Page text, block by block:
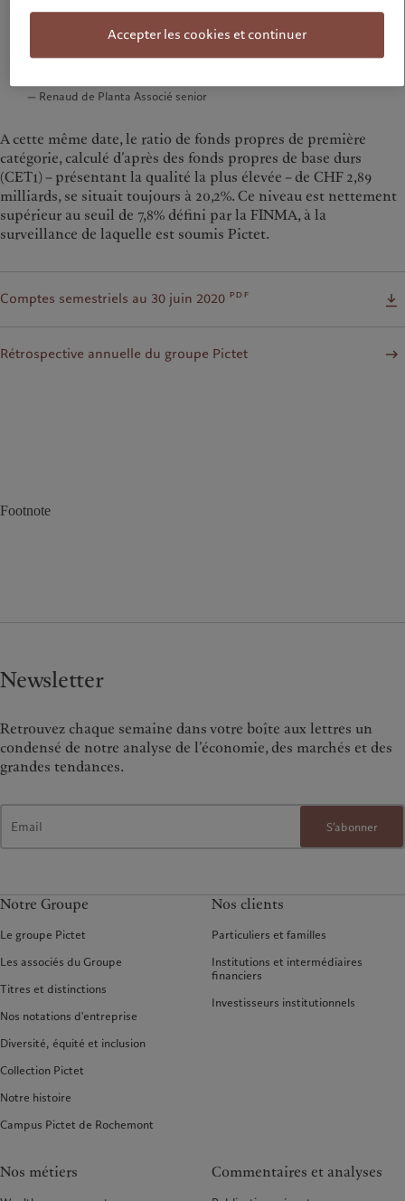
pour renforcer à la fois ses équipes et ses ressources
technologiques. Nous prévoyons en outre d’ouvrir
deux bureaux, l’un à Shanghai et l’autre à New
— Renaud de Planta Associé senior
A cette même date, le ratio de fonds propres de première
catégorie, calculé d’après des fonds propres de base durs
(CET1) – présentant la qualité la plus élevée – de CHF 2,89
milliards, se situait toujours à 20,2%. Ce niveau est nettement
supérieur au seuil de 7,8% défini par la FINMA, à la
surveillance de laquelle est soumis Pictet.
Comptes semestriels au 30 juin 2020 pdf
Rétrospective annuelle du groupe Pictet
Footnote
Newsletter
Retrouvez chaque semaine dans votre boîte aux lettres un
condensé de notre analyse de l’économie, des marchés et des
grandes tendances.
S’abonner
Notre Groupe
Le groupe Pictet
Les associés du Groupe
Titres et distinctions
Nos notations d'entreprise
Diversité, équité et inclusion
Collection Pictet
Notre histoire
Campus Pictet de Rochemont
Nos clients
Particuliers et familles
Institutions et intermédiaires
financiers
Investisseurs institutionnels
Nos métiers Commentaires et analyses
Accepter les cookies et continuer